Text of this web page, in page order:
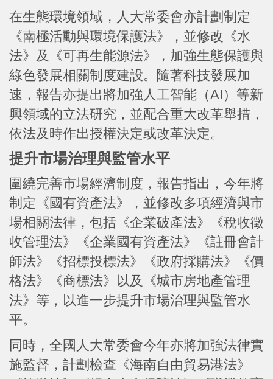
在生態環境領域，人大常委會亦計劃制定
《南極活動與環境保護法》，並修改《水
法》及《可再生能源法》，加強生態保護與
綠色發展相關制度建設。隨著科技發展加
速，報告亦提出將加強人工智能（AI）等新
興領域的立法研究，並配合重大改革舉措，
依法及時作出授權決定或改革決定。
提升市場治理與監管水平
圍繞完善市場經濟制度，報告指出，今年將
制定《國有資產法》，並修改多項經濟與市
場相關法律，包括《企業破產法》《稅收徵
收管理法》《企業國有資產法》《註冊會計
師法》《招標投標法》《政府採購法》《價
格法》《商標法》以及《城市房地產管理
法》等，以進一步提升市場治理與監管水
平。
同時，全國人大常委會今年亦將加強法律實
施監督，計劃檢查《海南自由貿易港法》